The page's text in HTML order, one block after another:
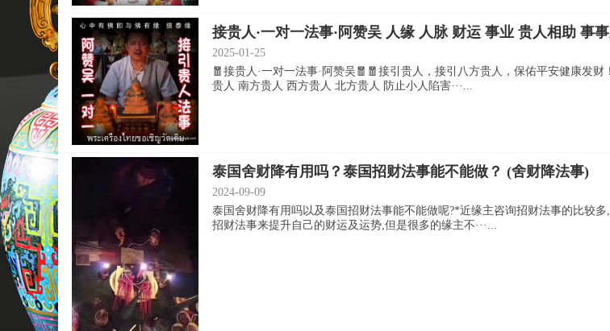
接贵人·一对一法事·阿赞吴 人缘 人脉 财运 事业 贵人相助 事事
2025-01-25
🧧接贵人·一对一法事·阿赞吴🧧🧧接引贵人，接引八方贵人，保佑平安健康发财
贵人 南方贵人 西方贵人 北方贵人 防止小人陷害···...
泰国舍财降有用吗？泰国招财法事能不能做？ (舍财降法事)
2024-09-09
泰国舍财降有用吗以及泰国招财法事能不能做呢?*近缘主咨询招财法事的比较
招财法事来提升自己的财运及运势,但是很多的缘主不···...